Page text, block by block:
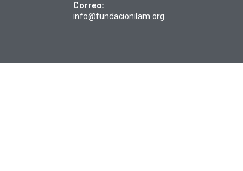
Correo:
info@fundacionilam.org